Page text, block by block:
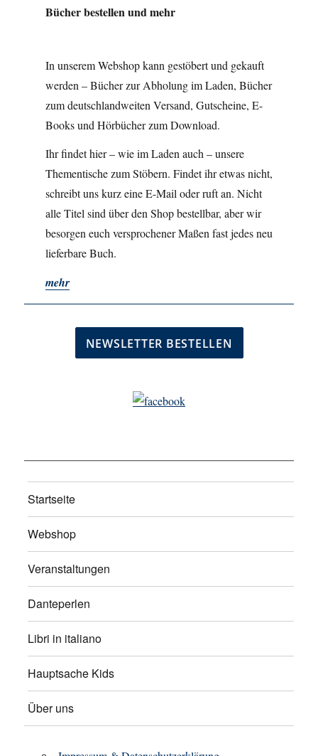
Bücher bestellen und mehr
In unserem Webshop kann gestöbert und gekauft
werden – Bücher zur Abholung im Laden, Bücher
zum deutschlandweiten Versand, Gutscheine, E-
Books und Hörbücher zum Download.
Ihr findet hier – wie im Laden auch – unsere
Thementische zum Stöbern. Findet ihr etwas nicht,
schreibt uns kurz eine E-Mail oder ruft an. Nicht
alle Titel sind über den Shop bestellbar, aber wir
besorgen euch versprochener Maßen fast jedes neu
lieferbare Buch.
mehr
Startseite
Webshop
Veranstaltungen
Danteperlen
Libri in italiano
Hauptsache Kids
Über uns